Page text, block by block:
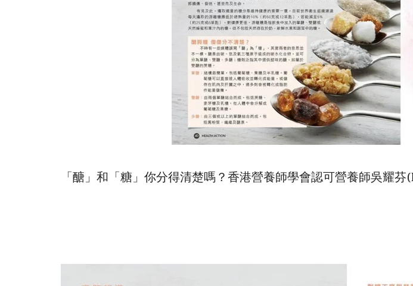
「醣」和「糖」你分得清楚嗎？香港營養師學會認可營養師吳耀